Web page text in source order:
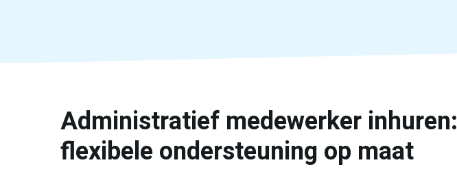
Administratief medewerker inhuren:
flexibele ondersteuning op maat